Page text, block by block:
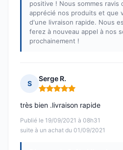
positive ! Nous sommes ravis
apprécié nos produits et que
d'une livraison rapide. Nous
ferez à nouveau appel à nos
prochainement !
S
Serge R.
Note : 5 sur 5
Publié le 19/09/2021 à 08h31
suite à un achat du 01/09/2021
très bien .livraison rapide